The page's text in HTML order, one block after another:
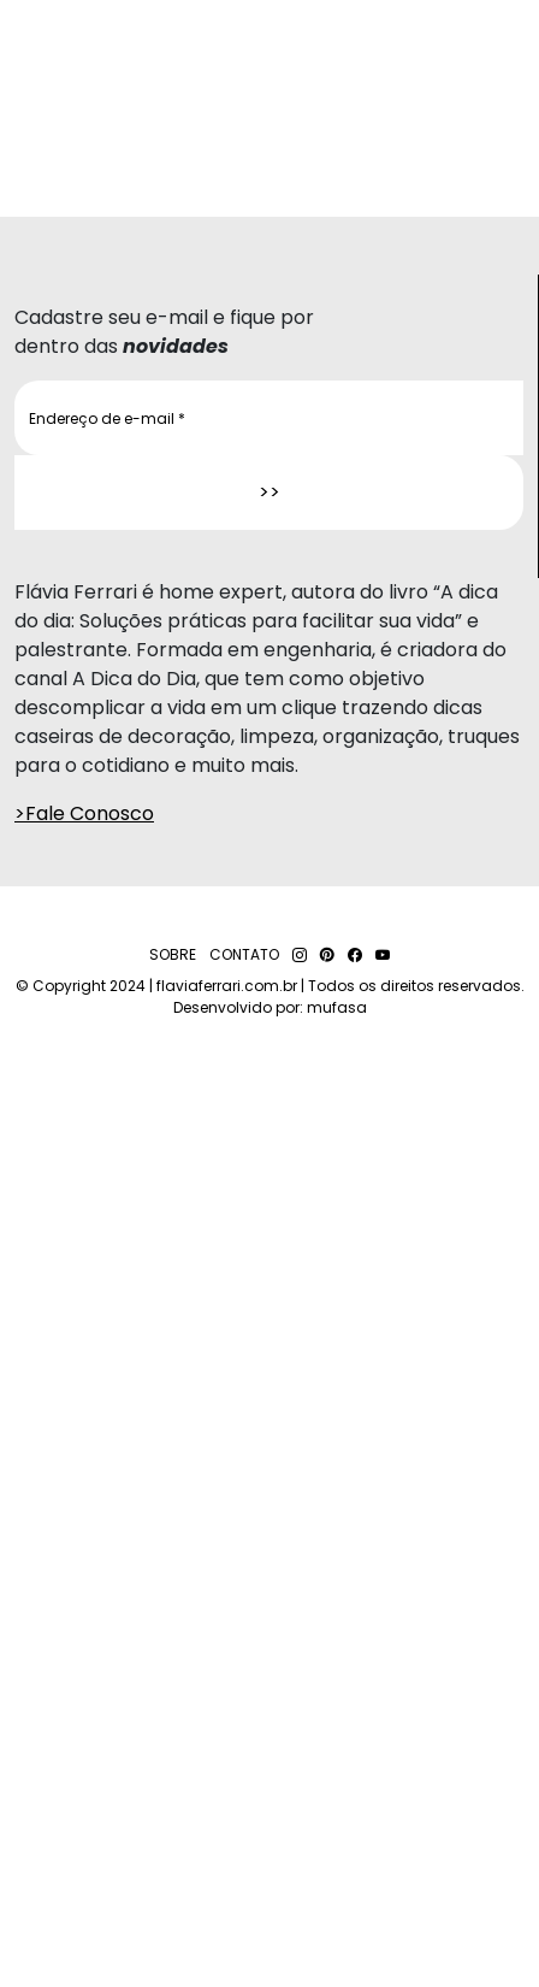
Cadastre seu e-mail e fique por
dentro das novidades
Flávia Ferrari é home expert, autora do livro “A dica
do dia: Soluções práticas para facilitar sua vida” e
palestrante. Formada em engenharia, é criadora do
canal A Dica do Dia, que tem como objetivo
descomplicar a vida em um clique trazendo dicas
caseiras de decoração, limpeza, organização, truques
para o cotidiano e muito mais.
>Fale Conosco
SOBRE
CONTATO
© Copyright 2024 | flaviaferrari.com.br | Todos os direitos reservados.
Desenvolvido por: mufasa